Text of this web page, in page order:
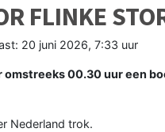
FLINKE
20 juni 2026, 7:33 uur
omstreeks 00.30 uur een
Nederland trok.